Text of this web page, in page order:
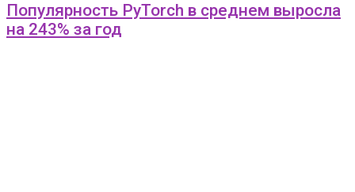
Популярность PyTorch в среднем выросла
на 243% за год